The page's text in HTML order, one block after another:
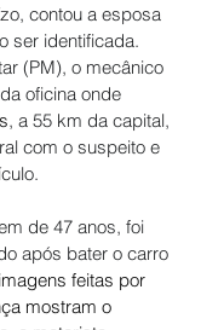
contou a esposa
ser identificada.
(PM), o mecânico
oficina onde
, a 55 km da capital,
com o suspeito e
de 47 anos, foi
após bater o carro
feitas por
mostram o